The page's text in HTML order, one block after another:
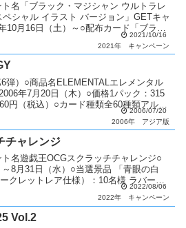
名「ブラック・マジシャン ウルトラレ
シャル イラスト バージョン」GETキャ
10月16日（土）～○配布カード「ブラッ
2021/10/16
2021年
キャンペーン
）○商品名ELEMENTALエレメンタル
年7月20日（木）○価格1パック：315
円（税込）○カード種類全60種類アルテ
2006/07/20
2006年
アジア版
チャレンジ
名遊戯王OCGスクラッチチャレンジ○
8月31日（水）○当選景品 「青眼の白
クレットレア仕様）：10名様 ラバー製
2022/08/06
2022年
キャンペーン
Vol.2